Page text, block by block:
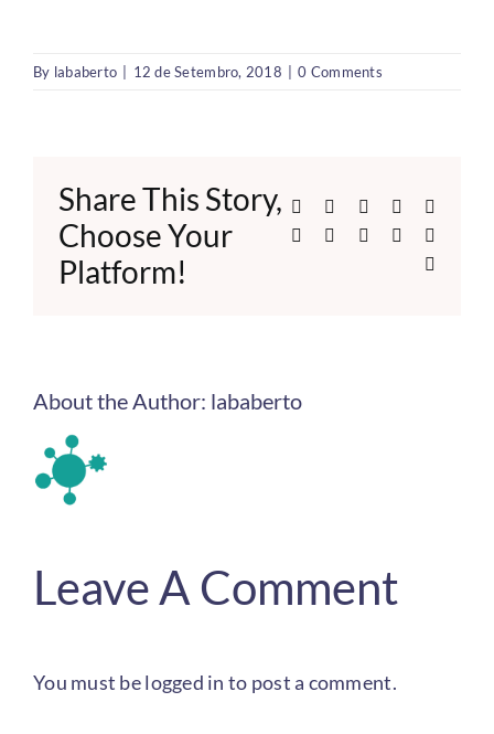
By lababerto | 12 de Setembro, 2018 | 0 Comments
Share This Story,
Choose Your
Platform!
Facebook Reddit LinkedIn
Telegram
TumblrPinterest
About the Author: lababerto
Leave A Comment
You must belogged in to post a comment.